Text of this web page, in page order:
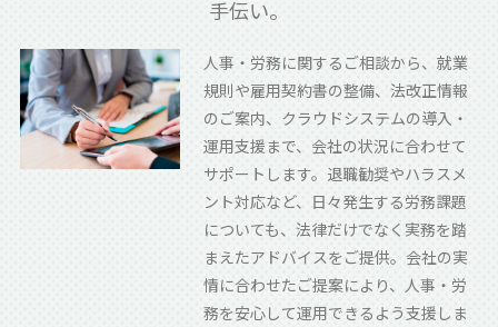
手伝い。
人事・労務に関するご相談から、就業
規則や雇用契約書の整備、法改正情報
のご案内、クラウドシステムの導入・
運用支援まで、会社の状況に合わせて
サポートします。退職勧奨やハラスメ
ント対応など、日々発生する労務課題
についても、法律だけでなく実務を踏
まえたアドバイスをご提供。会社の実
情に合わせたご提案により、人事・労
務を安心して運用できるよう支援しま